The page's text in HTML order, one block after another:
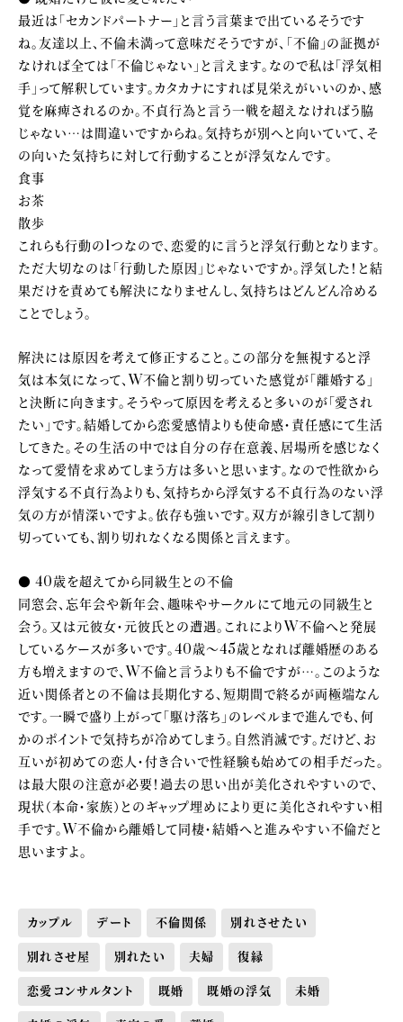
最近は「セカンドパートナー」と言う言葉まで出ているそうです
ね。友達以上、不倫未満って意味だそうですが、「不倫」の証拠が
なければ全ては「不倫じゃない」と言えます。なので私は「浮気相
手」って解釈しています。カタカナにすれば見栄えがいいのか、感
覚を麻痺されるのか。不貞行為と言う一戦を超えなければう脇
じゃない…は間違いですからね。気持ちが別へと向いていて、そ
の向いた気持ちに対して行動することが浮気なんです。
食事
お茶
散歩
これらも行動の1つなので、恋愛的に言うと浮気行動となります。
ただ大切なのは「行動した原因」じゃないですか。浮気した！と結
果だけを責めても解決になりませんし、気持ちはどんどん冷める
ことでしょう。
解決には原因を考えて修正すること。この部分を無視すると浮
気は本気になって、W不倫と割り切っていた感覚が「離婚する」
と決断に向きます。そうやって原因を考えると多いのが「愛され
たい」です。結婚してから恋愛感情よりも使命感・責任感にて生活
してきた。その生活の中では自分の存在意義、居場所を感じなく
なって愛情を求めてしまう方は多いと思います。なので性欲から
浮気する不貞行為よりも、気持ちから浮気する不貞行為のない浮
気の方が情深いですよ。依存も強いです。双方が線引きして割り
切っていても、割り切れなくなる関係と言えます。
● 40歳を超えてから同級生との不倫
同窓会、忘年会や新年会、趣味やサークルにて地元の同級生と
会う。又は元彼女・元彼氏との遭遇。これによりW不倫へと発展
しているケースが多いです。40歳～45歳となれば離婚歴のある
方も増えますので、W不倫と言うよりも不倫ですが…。このような
近い関係者との不倫は長期化する、短期間で終るが両極端なん
です。一瞬で盛り上がって「駆け落ち」のレベルまで進んでも、何
かのポイントで気持ちが冷めてしまう。自然消滅です。だけど、お
互いが初めての恋人・付き合いで性経験も始めての相手だった。
は最大限の注意が必要！過去の思い出が美化されやすいので、
現状（本命・家族）とのギャップ埋めにより更に美化されやすい相
手です。W不倫から離婚して同棲・結婚へと進みやすい不倫だと
思いますよ。
カップル デート 不倫関係 別れさせたい
別れさせ屋 別れたい 夫婦 復縁
恋愛コンサルタント 既婚 既婚の浮気 未婚